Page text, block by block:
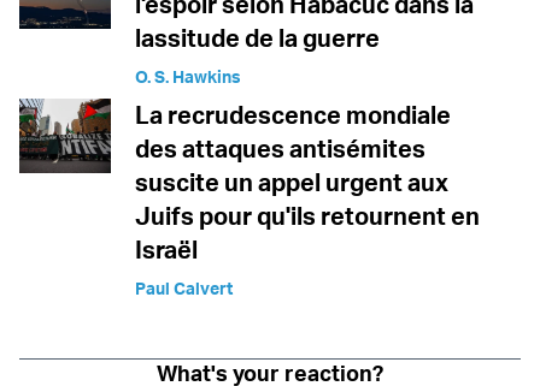
lassitude de la guerre
O. S. Hawkins
La recrudescence mondiale
des attaques antisémites
suscite un appel urgent aux
Juifs pour qu'ils retournent en
Israël
Paul Calvert